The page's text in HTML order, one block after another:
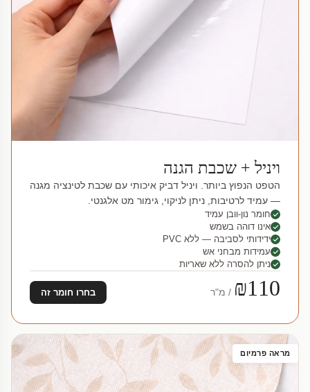
ויניל + שכבת הגנה
הטפט הנפוץ ביותר. ויניל דביק איכותי עם שכבת לטינציה מגנה
— עמיד לרטיבות, ניתן לניקוי, גימור מט אלגנטי.
חומר נון-וובן עמיד
אינו דוהה בשמש
ידידותי לסביבה — ללא PVC
עמידות מבחני אש
ניתן להסרה ללא שאריות
₪110 / מ"ר בחרו חומר זה
מראה פרמיום